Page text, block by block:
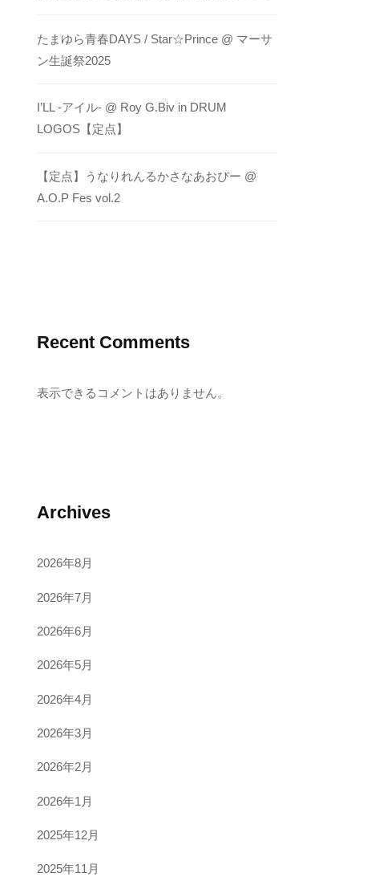
たまゆら青春DAYS / Star☆Prince @ マーサ
ン生誕祭2025
I’LL -アイル- @ Roy G.Biv in DRUM
LOGOS【定点】
【定点】うなりれんるかさなあおぴー @
A.O.P Fes vol.2
Recent Comments
表示できるコメントはありません。
Archives
2026年8月
2026年7月
2026年6月
2026年5月
2026年4月
2026年3月
2026年2月
2026年1月
2025年12月
2025年11月